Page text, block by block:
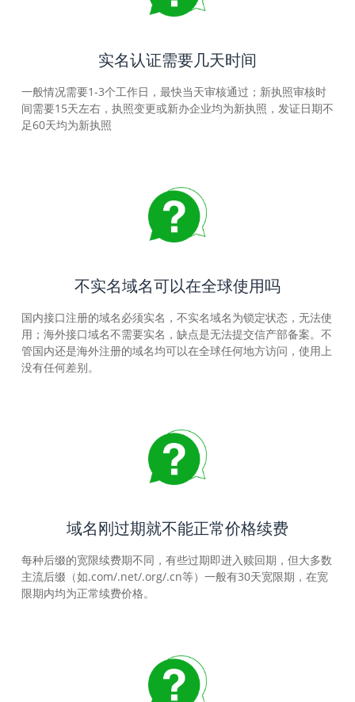
实名认证需要几天时间
一般情况需要1-3个工作日，最快当天审核通过；新执照审核时
间需要15天左右，执照变更或新办企业均为新执照，发证日期不
足60天均为新执照
不实名域名可以在全球使用吗
国内接口注册的域名必须实名，不实名域名为锁定状态，无法使
用；海外接口域名不需要实名，缺点是无法提交信产部备案。不
管国内还是海外注册的域名均可以在全球任何地方访问，使用上
没有任何差别。
域名刚过期就不能正常价格续费
每种后缀的宽限续费期不同，有些过期即进入赎回期，但大多数
主流后缀（如.com/.net/.org/.cn等）一般有30天宽限期，在宽
限期内均为正常续费价格。